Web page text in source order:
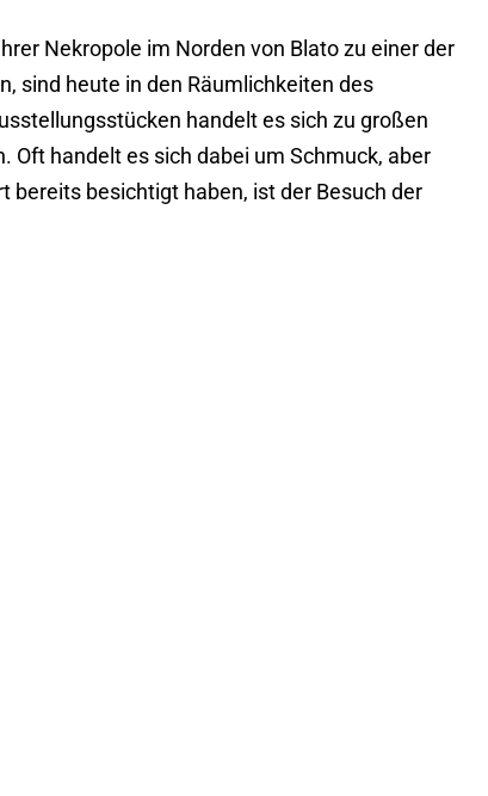
Nekropole im Norden von Blato zu einer der
sind heute in den Räumlichkeiten des
handelt es sich zu großen
Oft handelt es sich dabei um Schmuck, aber
bereits besichtigt haben, ist der Besuch der